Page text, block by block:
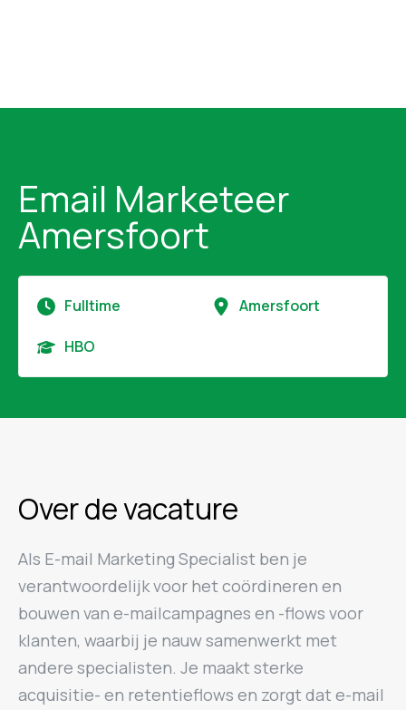
Email Marketeer
Amersfoort
Fulltime Amersfoort
HBO
Over de vacature
Als E-mail Marketing Specialist ben je
verantwoordelijk voor het coördineren en
bouwen van e-mailcampagnes en -flows voor
klanten, waarbij je nauw samenwerkt met
andere specialisten. Je maakt sterke
acquisitie- en retentieflows en zorgt dat e-mail